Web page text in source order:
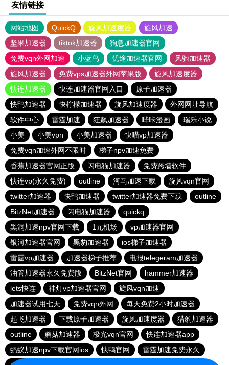
友情链接
网站地图 QuickQ 旋风加速度器
旋风加速
坚果加速器
tiktok加速器
狗急加速器官网
免费vqn外网加速
小蓝鸟 优途加速器官网
风驰加速器
旋风加速器
免费vps加速器外网苹果版
旋风加速度器
快连加速器
快连加速器官网入口
原子加速器
快鸭加速器
快柠檬加速器 旋风加速度器
外网网址导航
软件中心
雷霆加速 狂飙加速器 哔咔漫画
瑞乐小说
小美
小美vpn 小美加速器
快喵vp加速器
免费vqn加速外网不限时
梯子npv加速免费
香蕉加速器官网正版
闪电猫加速器
免费跨墙软件
快连vp(永久免费)
outline 河马加速下载
旋风vqn官网
twitter加速器
快鸭加速器 twitter加速器免费下载
outline
BitzNet加速器
闪电猫加速器
quickq
黑洞加速npv官网下载
1元机场
vp加速器官网
银河加速器官网
黑豹加速器
ios梯子加速器
雷霆vp加速器
加速器梯子推荐
电报telegeram加速器
油管加速器永久免费版
BitzNet官网
hammer加速器
lets快连
神灯vp加速器官网
旋风vqn加速
加速器试用七天
免费vqn外网
每天免费2小时加速器
起飞加速器
下载原子加速器 旋风加速度器
猎豹加速器
outline
蘑菇加速器 极光vqn官网
快连加速器app
蚂蚁加速npv下载官网ios
快鸭官网
雷霆加速免费永久